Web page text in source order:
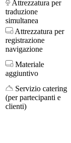
Attrezzatura per
traduzione
simultanea
Attrezzatura per
registrazione
navigazione
Materiale
aggiuntivo
Servizio catering
(per partecipanti e
clienti)